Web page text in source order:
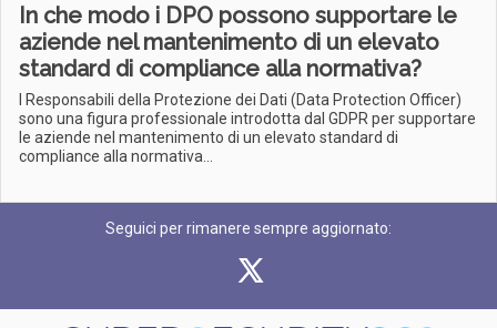
In che modo i DPO possono supportare le
aziende nel mantenimento di un elevato
standard di compliance alla normativa?
I Responsabili della Protezione dei Dati (Data Protection Officer)
sono una figura professionale introdotta dal GDPR per supportare
le aziende nel mantenimento di un elevato standard di
compliance alla normativa...
Seguici per rimanere sempre aggiornato: